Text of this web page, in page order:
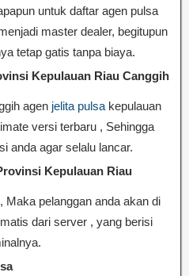
untuk daftar agen pulsa
master dealer, begitupun
tetap gatis tanpa biaya.
Kepulauan Riau Canggih
agen jelita pulsa kepulauan
versi terbaru , Sehingga
anda agar selalu lancar.
Kepulauan Riau
pelanggan anda akan di
dari server , yang berisi